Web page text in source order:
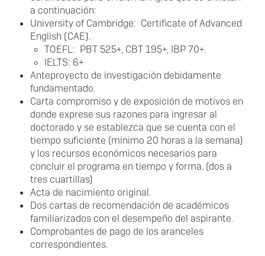
a continuación:
University of Cambridge: Certificate of Advanced
English (CAE).
TOEFL: PBT 525+, CBT 195+, IBP 70+.
IELTS: 6+
Anteproyecto de investigación debidamente
fundamentado.
Carta compromiso y de exposición de motivos en
donde exprese sus razones para ingresar al
doctorado y se establezca que se cuenta con el
tiempo suficiente (mínimo 20 horas a la semana)
y los recursos económicos necesarios para
concluir el programa en tiempo y forma. (dos a
tres cuartillas)
Acta de nacimiento original.
Dos cartas de recomendación de académicos
familiarizados con el desempeño del aspirante.
Comprobantes de pago de los aranceles
correspondientes.